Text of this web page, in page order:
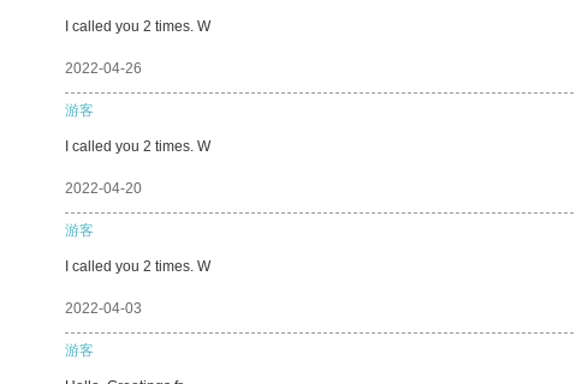
I called you 2 times. W
2022-04-26
游客
I called you 2 times. W
2022-04-20
游客
I called you 2 times. W
2022-04-03
游客